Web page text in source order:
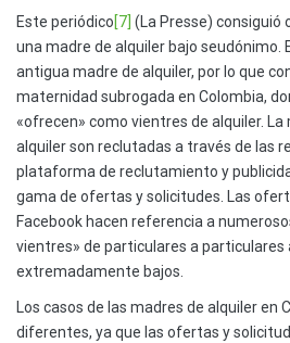
Este periódico[7] (La Presse) consiguió
una madre de alquiler bajo seudónimo.
antigua madre de alquiler, por lo que
maternidad subrogada en Colombia,
«ofrecen» como vientres de alquiler.
alquiler son reclutadas a través de las
plataforma de reclutamiento y
gama de ofertas y solicitudes. Las
Facebook hacen referencia a
vientres» de particulares a particulares
extremadamente bajos.
Los casos de las madres de alquiler en
diferentes, ya que las ofertas y